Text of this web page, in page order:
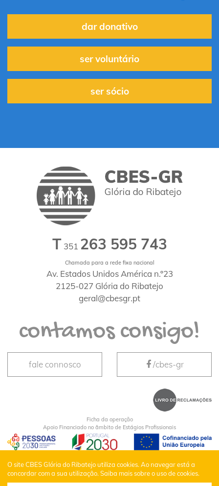
dar donativo
ser voluntário
ser sócio
T 351 263 595 743
Chamada para a rede fixa nacional
Av. Estados Unidos América n.º23
2125-027 Glória do Ribatejo
geral@cbesgr.pt
contamos consigo!
fale connosco /cbes-gr
Ficha da operação
Apoio Financiado no âmbito de Estágios Profissionais
CBES Glória do Ribatejo © Todos os Direitos
Reservados |Política de Privacidade
O site CBES Glória do Ribatejo utiliza cookies. Ao navegar está a
concordar com a sua utilização. Saiba mais sobre o uso de cookies.